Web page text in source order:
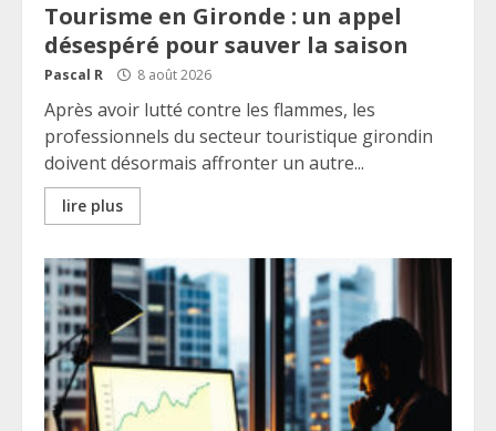
Tourisme en Gironde : un appel
désespéré pour sauver la saison
Pascal R 8 août 2026
Après avoir lutté contre les flammes, les
professionnels du secteur touristique girondin
doivent désormais affronter un autre...
lire plus